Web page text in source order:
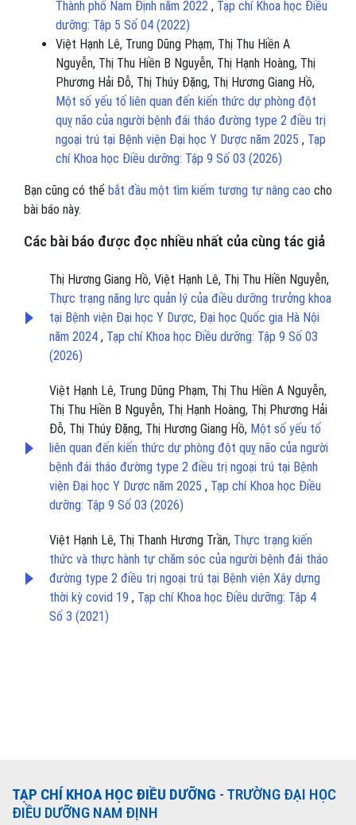
Thành phố Nam Định năm 2022 , Tạp chí Khoa học Điều
dưỡng: Tập 5 Số 04 (2022)
Việt Hạnh Lê, Trung Dũng Phạm, Thị Thu Hiền A
Nguyễn, Thị Thu Hiền B Nguyễn, Thị Hạnh Hoàng, Thị
Phương Hải Đỗ, Thị Thúy Đặng, Thị Hương Giang Hồ,
Một số yếu tố liên quan đến kiến thức dự phòng đột
quỵ não của người bệnh đái tháo đường type 2 điều trị
ngoại trú tại Bệnh viện Đại học Y Dược năm 2025 , Tạp
chí Khoa học Điều dưỡng: Tập 9 Số 03 (2026)
Bạn cũng có thể bắt đầu một tìm kiếm tương tự nâng cao cho
bài báo này.
Các bài báo được đọc nhiều nhất của cùng tác giả
Thị Hương Giang Hồ, Việt Hạnh Lê, Thị Thu Hiền Nguyễn,
Thực trạng năng lực quản lý của điều dưỡng trưởng khoa
tại Bệnh viện Đại học Y Dược, Đại học Quốc gia Hà Nội
năm 2024 , Tạp chí Khoa học Điều dưỡng: Tập 9 Số 03
(2026)
Việt Hạnh Lê, Trung Dũng Phạm, Thị Thu Hiền A Nguyễn,
Thị Thu Hiền B Nguyễn, Thị Hạnh Hoàng, Thị Phương Hải
Đỗ, Thị Thúy Đặng, Thị Hương Giang Hồ, Một số yếu tố
liên quan đến kiến thức dự phòng đột quỵ não của người
bệnh đái tháo đường type 2 điều trị ngoại trú tại Bệnh
viện Đại học Y Dược năm 2025 , Tạp chí Khoa học Điều
dưỡng: Tập 9 Số 03 (2026)
Việt Hạnh Lê, Thị Thanh Hương Trần, Thực trạng kiến
thức và thực hành tự chăm sóc của người bệnh đái tháo
đường type 2 điều trị ngoại trú tại Bệnh viện Xây dựng
thời kỳ covid 19 , Tạp chí Khoa học Điều dưỡng: Tập 4
Số 3 (2021)
TẠP CHÍ KHOA HỌC ĐIỀU DƯỠNG - TRƯỜNG ĐẠI HỌC
ĐIỀU DƯỠNG NAM ĐỊNH